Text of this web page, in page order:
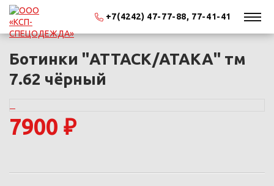
+7(4242) 47-77-88, 77-41-41
Ботинки "ATTACK/АТАКА" тм
7.62 чёрный
7900 ₽